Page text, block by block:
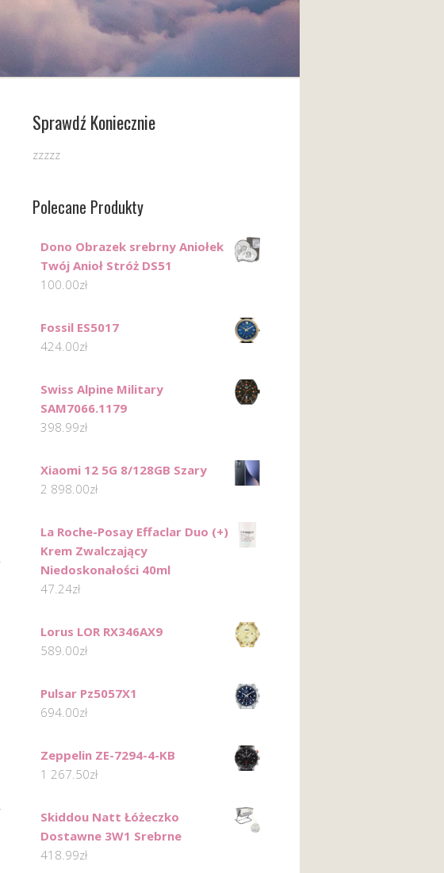
Sprawdź Koniecznie
zzzzz
Polecane Produkty
Dono Obrazek srebrny Aniołek
Twój Anioł Stróż DS51
100.00zł
Fossil ES5017
424.00zł
Swiss Alpine Military
SAM7066.1179
398.99zł
Xiaomi 12 5G 8/128GB Szary
2 898.00zł
La Roche-Posay Effaclar Duo (+)
Krem Zwalczający
Niedoskonałości 40ml
47.24zł
Lorus LOR RX346AX9
589.00zł
Pulsar Pz5057X1
694.00zł
Zeppelin ZE-7294-4-KB
1 267.50zł
Skiddou Natt Łóżeczko
Dostawne 3W1 Srebrne
418.99zł